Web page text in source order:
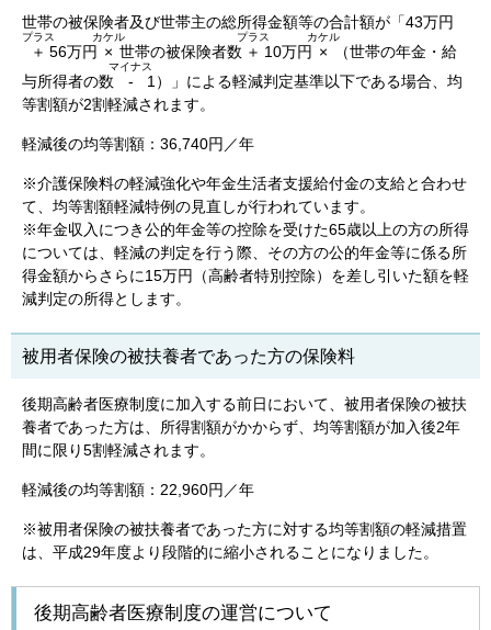
世帯の被保険者及び世帯主の総所得金額等の合計額が「43万円
＋
プラス
56万円 ×
カケル
世帯の被保険者数 ＋
プラス
10万円 ×
カケル
（世帯の年金・給
与所得者の数
-
マイナス
1）」による軽減判定基準以下である場合、均
等割額が2割軽減されます。
軽減後の均等割額：36,740円／年
※介護保険料の軽減強化や年金生活者支援給付金の支給と合わせ
て、均等割額軽減特例の見直しが行われています。
※年金収入につき公的年金等の控除を受けた65歳以上の方の所得
については、軽減の判定を行う際、その方の公的年金等に係る所
得金額からさらに15万円（高齢者特別控除）を差し引いた額を軽
減判定の所得とします。
被用者保険の被扶養者であった方の保険料
後期高齢者医療制度に加入する前日において、被用者保険の被扶
養者であった方は、所得割額がかからず、均等割額が加入後2年
間に限り5割軽減されます。
軽減後の均等割額：22,960円／年
※被用者保険の被扶養者であった方に対する均等割額の軽減措置
は、平成29年度より段階的に縮小されることになりました。
後期高齢者医療制度の運営について